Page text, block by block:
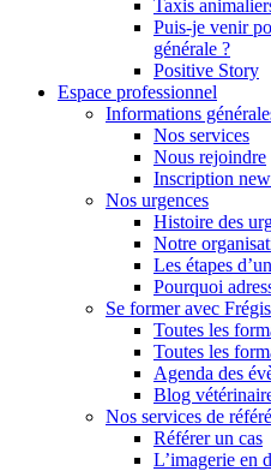
Taxis
Puis-je venir
générale ?
Positive Story
Espace professionnel
Informations
Nos services
Nous rejoindre
Inscription
Nos urgences
Histoire des
Notre
Les étapes
Pourquoi
Se former avec Frégis
Toutes les
Toutes les
Agenda des
Blog
Nos services de référé
Référer un cas
L’imagerie en